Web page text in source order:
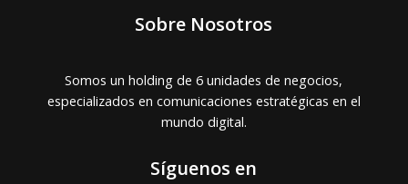
Sobre Nosotros
Somos un holding de 6 unidades de negocios,
especializados en comunicaciones estratégicas en el
mundo digital.
Síguenos en